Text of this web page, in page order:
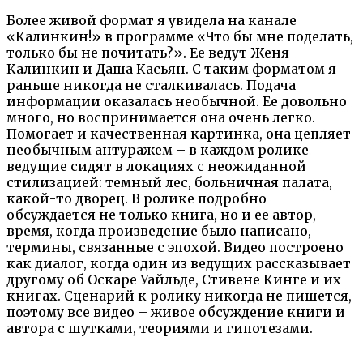
Более живой формат я увидела на канале
«Калинкин!» в программе «Что бы мне поделать,
только бы не почитать?». Ее ведут Женя
Калинкин и Даша Касьян. С таким форматом я
раньше никогда не сталкивалась. Подача
информации оказалась необычной. Ее довольно
много, но воспринимается она очень легко.
Помогает и качественная картинка, она цепляет
необычным антуражем – в каждом ролике
ведущие сидят в локациях с неожиданной
стилизацией: темный лес, больничная палата,
какой-то дворец. В ролике подробно
обсуждается не только книга, но и ее автор,
время, когда произведение было написано,
термины, связанные с эпохой. Видео построено
как диалог, когда один из ведущих рассказывает
другому об Оскаре Уайльде, Стивене Кинге и их
книгах. Сценарий к ролику никогда не пишется,
поэтому все видео – живое обсуждение книги и
автора с шутками, теориями и гипотезами.